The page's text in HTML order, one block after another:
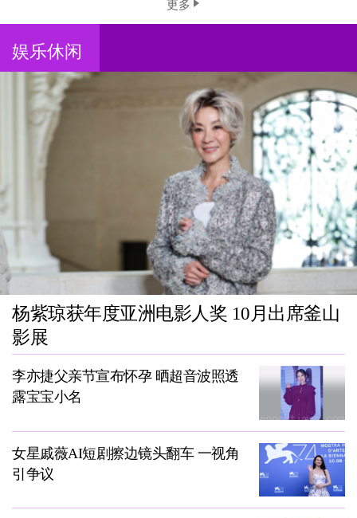
更多
娱乐休闲
杨紫琼获年度亚洲电影人奖 10月出席釜山
影展
李亦捷父亲节宣布怀孕 晒超音波照透
露宝宝小名
女星戚薇AI短剧擦边镜头翻车 一视角
引争议